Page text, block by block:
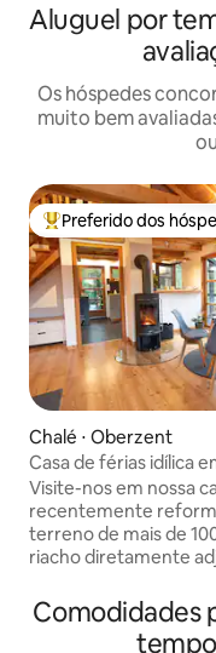
Aluguel por
Os hóspedes
muito bem
Entre os melhores
Preferido dos
Chalé ⋅ Oberzent
Casa de férias idílica
Visite-nos em nossa
recentemente
terreno de mais de
riacho diretamente
casa de madeira de
quadrados está
Comodidades